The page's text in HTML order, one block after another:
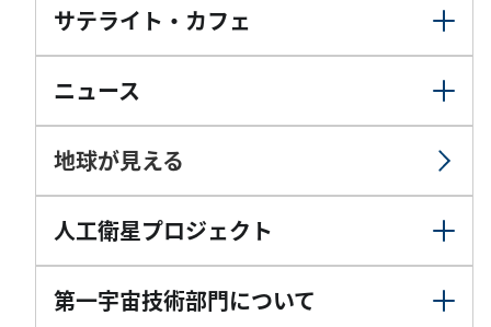
サテライト・カフェ
ニュース
地球が見える
人工衛星プロジェクト
第一宇宙技術部門について